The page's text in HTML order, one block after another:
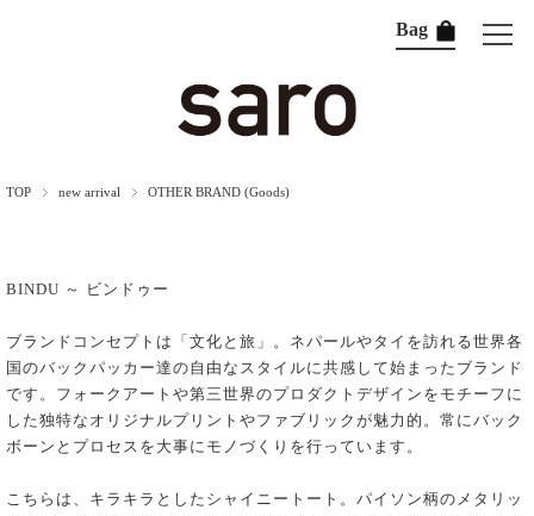
Bag
TOP new arrival OTHER BRAND (Goods)
BINDU ～ ビンドゥー
ブランドコンセプトは「文化と旅」。ネパールやタイを訪れる世界各
国のバックパッカー達の自由なスタイルに共感して始まったブランド
です。フォークアートや第三世界のプロダクトデザインをモチーフに
した独特なオリジナルプリントやファブリックが魅力的。常にバック
ボーンとプロセスを大事にモノづくりを行っています。
こちらは、キラキラとしたシャイニートート。パイソン柄のメタリッ